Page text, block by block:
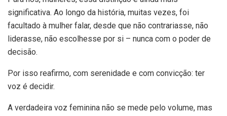
significativa. Ao longo da história, muitas vezes, foi
facultado à mulher falar, desde que não contrariasse, não
liderasse, não escolhesse por si – nunca com o poder de
decisão.
Por isso reafirmo, com serenidade e com convicção: ter
voz é decidir.
A verdadeira voz feminina não se mede pelo volume, mas